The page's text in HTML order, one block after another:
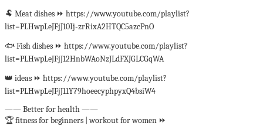
🐏 Meat dishes ⏩ https://www.youtube.com/playlist?
list=PLHwpLeJFjJ10Ij-zrRixA2HTQC5azcPnO
🐟 Fish dishes ⏩ https://www.youtube.com/playlist?
list=PLHwpLeJFjJ12HnbWAoNzJLdFXJGLCGqWA
👑 ideas ⏩ https://www.youtube.com/playlist?
list=PLHwpLeJFjJ11Y79hoeecyphpyxQ4bsiW4
—— Better for health ——
🏆 fitness for beginners | workout for women ⏩